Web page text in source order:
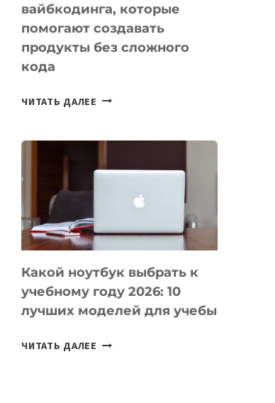
вайбкодинга, которые
помогают создавать
продукты без сложного
кода
ЧИТАТЬ ДАЛЕЕ
КОТОРЫЕ
СОЗДАВАТЬ
БЕЗ
КОДА
Какой ноутбук выбрать к
учебному году 2026: 10
лучших моделей для учебы
ЧИТАТЬ ДАЛЕЕ КАКОЙ